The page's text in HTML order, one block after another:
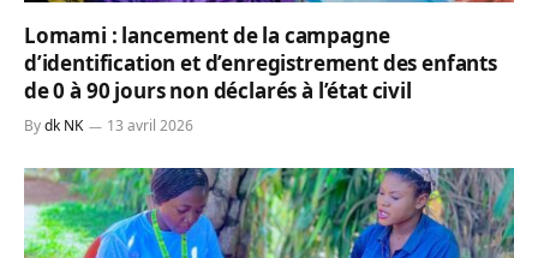
Lomami : lancement de la campagne
d’identification et d’enregistrement des enfants
de 0 à 90 jours non déclarés à l’état civil
Bydk NK 13 avril 2026